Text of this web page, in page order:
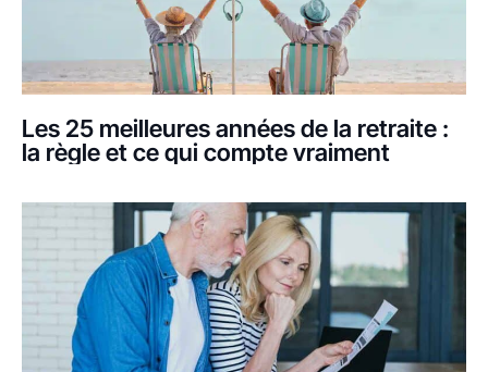
Les 25 meilleures années de la retraite :
la règle et ce qui compte vraiment